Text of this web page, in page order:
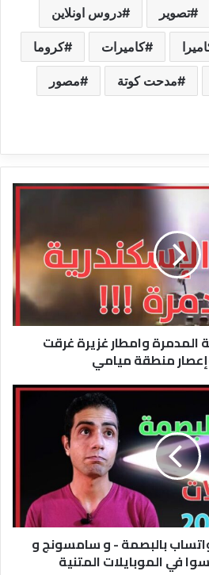
تصوير دروس اونلاين
كاميرات كروما
مدحت كوتة مصور
وامطار غزيرة غرقت
منطقة ميامي
بالبصمة - و سامسونج و
في الموبايلات المتنية